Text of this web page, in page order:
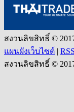
สงวนลิขสิทธิ์ ©
แผนผังเว็บไซต์ |
สงวนลิขสิทธิ์ ©